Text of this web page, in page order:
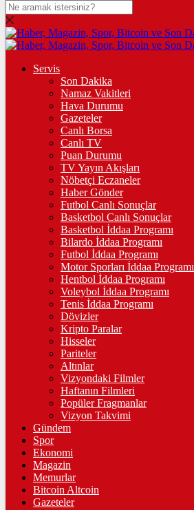
DOLAR
47,7132$% 0.16
% -0.02
STERLİN
% 0.06
GRAM ALTIN
%0,55
ÇEYREK ALTIN
10.698,00%0,61
TAM ALTIN
42.610,00%0,61
%0,49
%0,70
฿%-0.3
LİTECOİN
2171.32Ł%0.7
ETHEREUM
90515 Ξ%-0.2
Servis
Son Dakika
Namaz Vakitleri
Hava Durumu
Gazeteler
Canlı Borsa
Canlı TV
Puan Durumu
TV Yayın Akışları
Nöbetçi Eczaneler
Haber Gönder
Futbol Canlı Sonuçlar
Basketbol Canlı Sonuçlar
Basketbol İddaa Programı
Bilardo İddaa Programı
Futbol İddaa Programı
Motor Sporları İddaa Programı
Hentbol İddaa Programı
Voleybol İddaa Programı
Tenis İddaa Programı
Dövizler
Kripto Paralar
Hisseler
Pariteler
Altınlar
Vizyondaki Filmler
Haftanın Filmleri
Popüler Fragmanlar
Vizyon Takvimi
Gündem
Spor
Ekonomi
Magazin
Memurlar
Bitcoin Altcoin
Gazeteler